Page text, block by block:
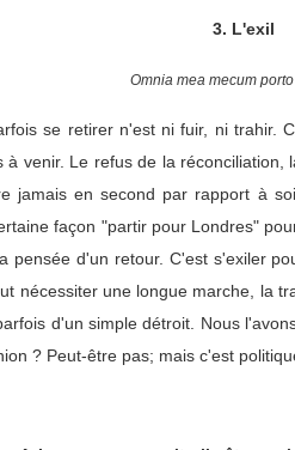
3. L'exil
Omnia mea mecum
se retirer n'est ni fuir, ni trahir.
à venir. Le refus de la
jamais en second par rapport à
façon "partir pour Londres"
pensée d'un retour. C'est s'exiler
nécessiter une longue marche, la
d'un simple détroit. Nous
? Peut-être pas; mais c'est